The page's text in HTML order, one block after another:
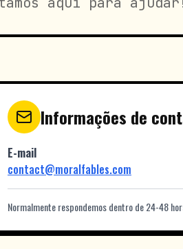
Informações de
E-mail
contact@moralfables.com
Normalmente respondemos dentro de 24-48